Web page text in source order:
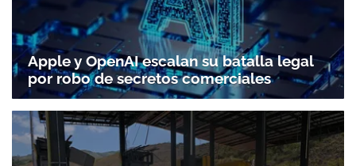
Apple y OpenAI escalan su batalla legal
por robo de secretos comerciales